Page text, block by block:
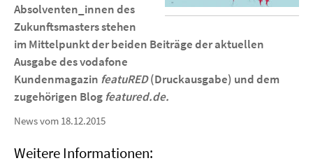
Absolventen_innen des
Zukunftsmasters stehen
im Mittelpunkt der beiden Beiträge der aktuellen
Ausgabe des vodafone
Kundenmagazin featuRED(Druckausgabe) und dem
zugehörigen Blogfeatured.de.
News vom 18.12.2015
Weitere Informationen: